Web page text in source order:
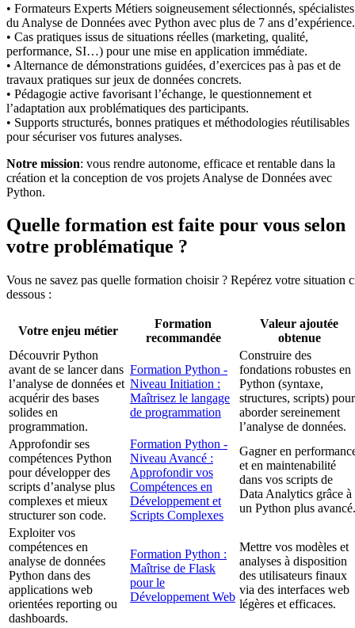
• Formateurs Experts Métiers soigneusement sélectionnés, spécialistes
du Analyse de Données avec Python avec plus de 7 ans d’expérience.
• Cas pratiques issus de situations réelles (marketing, qualité,
performance, SI…) pour une mise en application immédiate.
• Alternance de démonstrations guidées, d’exercices pas à pas et de
travaux pratiques sur jeux de données concrets.
• Pédagogie active favorisant l’échange, le questionnement et
l’adaptation aux problématiques des participants.
• Supports structurés, bonnes pratiques et méthodologies réutilisables
pour sécuriser vos futures analyses.
Notre mission: vous rendre autonome, efficace et rentable dans la
création et la conception de vos projets Analyse de Données avec
Python.
Quelle formation est faite pour vous selon
votre problématique ?
Vous ne savez pas quelle formation choisir ? Repérez votre situation
dessous :
Votre enjeu métier
Formation
recommandée
Valeur ajoutée
obtenue
Découvrir Python
avant de se lancer dans
l’analyse de données et
acquérir des bases
solides en
programmation.
Formation Python -
Niveau Initiation :
Maîtrisez le langage
de programmation
Construire des
fondations robustes en
Python (syntaxe,
structures, scripts) pour
aborder sereinement
l’analyse de données.
Approfondir ses
compétences Python
pour développer des
scripts d’analyse plus
complexes et mieux
structurer son code.
Formation Python -
Niveau Avancé :
Approfondir vos
Compétences en
Développement et
Scripts Complexes
Gagner en
et en maintenabilité
dans vos scripts de
Data Analytics grâce à
un Python plus avancé.
Exploiter vos
compétences en
analyse de données
Python dans des
applications web
orientées reporting ou
dashboards.
Formation Python :
Maîtrise de Flask
pour le
Développement Web
Mettre vos modèles et
analyses à disposition
des utilisateurs finaux
via des interfaces web
légères et efficaces.